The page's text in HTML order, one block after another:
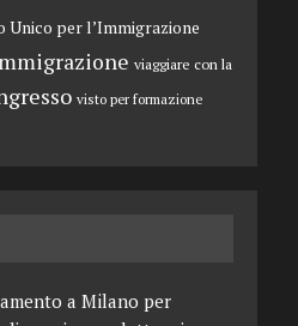
per l’Immigrazione
viaggiare con la
visto per formazione
a Milano per